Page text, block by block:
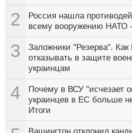
2
Россия нашла
всему вооружению НАТО
3
Заложники "Резерва". Как
отказывать в защите
украинцам
4
Почему в ВСУ "исчезает
украинцев в ЕС больше
Итоги